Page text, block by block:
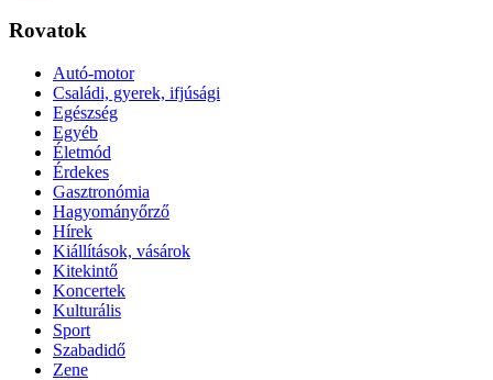
Rovatok
Autó-motor
Családi, gyerek, ifjúsági
Egészség
Egyéb
Életmód
Érdekes
Gasztronómia
Hagyományőrző
Hírek
Kiállítások, vásárok
Kitekintő
Koncertek
Kulturális
Sport
Szabadidő
Zene